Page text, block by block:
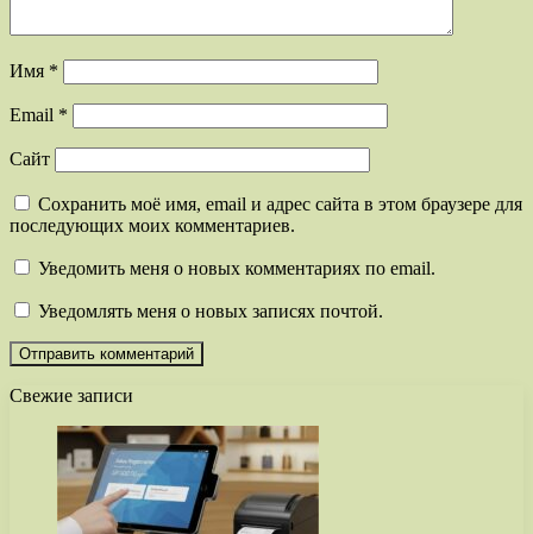
Имя *
Email *
Сайт
Сохранить моё имя, email и адрес сайта в этом браузере для
последующих моих комментариев.
Уведомить меня о новых комментариях по email.
Уведомлять меня о новых записях почтой.
Свежие записи